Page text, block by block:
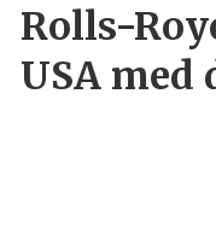
Rolls-
USA med